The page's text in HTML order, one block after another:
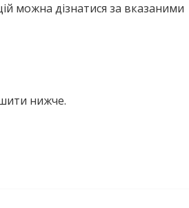
можна дізнатися за вказаними
нижче.